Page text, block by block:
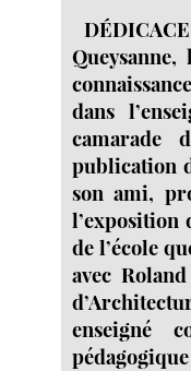
dans
camarade
publication
son ami,
l’exposition
de l’école
avec
enseigné